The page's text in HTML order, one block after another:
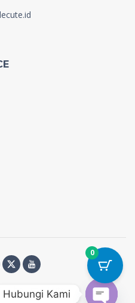
The Little Cute
0
Hubungi Kami